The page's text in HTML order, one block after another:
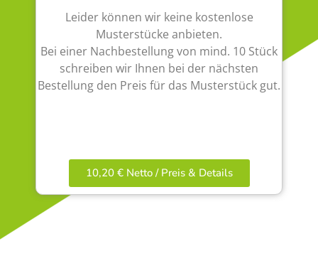
Leider können wir keine kostenlose
Musterstücke anbieten.
Bei einer Nachbestellung von mind. 10 Stück
schreiben wir Ihnen bei der nächsten
Bestellung den Preis für das Musterstück gut.
10,20 € Netto / Preis & Details